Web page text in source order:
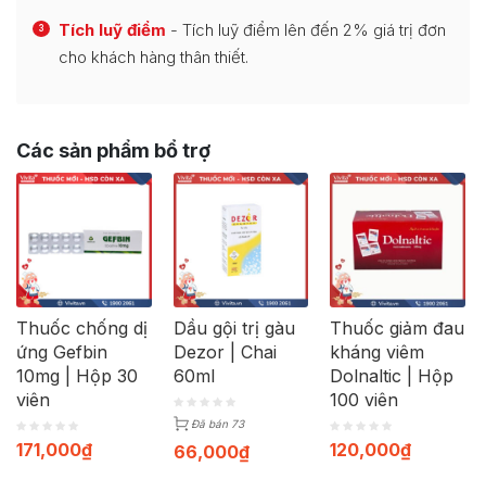
3 Tích luỹ điểm - Tích luỹ điểm lên đến 2% giá trị đơn
cho khách hàng thân thiết.
Các sản phẩm bổ trợ
Thuốc chống dị
ứng Gefbin
10mg | Hộp 30
viên
171,000₫
Dầu gội trị gàu
Dezor | Chai
60ml
Đã bán 73
66,000₫
Thuốc giảm đau
kháng viêm
Dolnaltic | Hộp
100 viên
120,000₫